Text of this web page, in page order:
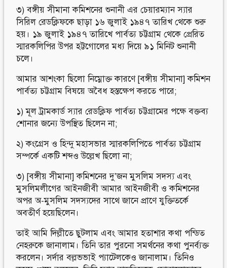
৩) বঙ্গীয় সীমানা কমিশনের শুনানী এর চেয়ারম্যান স্যার
সিরিল রেডক্লিফকে ছাড়া ১৬ জুলাই ১৯৪৭ তারিখ থেকে শুরু
হয়। ১৯ জুলাই ১৯৪৭ তারিখে পার্বত্য চট্টগ্রাম থেকে প্রেরিত
স্মারকলিপির উপর হট্টগোলের মধ্য দিয়ে ৯১ মিনিট শুনানী
চলে।
আমার আশংকা ছিলো নিম্নোক্ত কারণে [বঙ্গীয় সীমানা] কমিশন
পার্বত্য চট্টগ্রাম বিষয়ে অবৈধ হস্তক্ষেপ করতে পারে;
১) মূল ট্রামকার্ড স্যার রেডক্লিফ পার্বত্য চট্টগ্রামের পক্ষে বক্তব্য
শোনার জন্যে উপস্থিত ছিলেন না;
২) কংগ্রেস ও হিন্দু মহাসভার স্মারকলিপিতে পার্বত্য চট্টগ্রাম
সম্পর্কে একটি শব্দও উল্লেখ ছিলো না;
৩) [বঙ্গীয় সীমানা] কমিশনের দু’জন মুসলিম সদস্য এবং
মুসলিমলীগের আইনজীবী আমার আইনজীবী ও কমিশনের
অপর অ-মুসলিম সদস্যদের সাথে জানে প্রাণে যুক্তিতর্কে
অবতীর্ণ হয়েছিলেন।
তাই আমি দিল্লীতে ছুটলাম এবং আমার হতাশার কথা পন্ডিত
নেহরুকে জানালাম। তিনি তার পুরনো সমর্থনের কথা পুনর্ব্যক্ত
করলেন। সর্দার বল্লভভাই প্যাটেলকেও জানালাম। তিনিও